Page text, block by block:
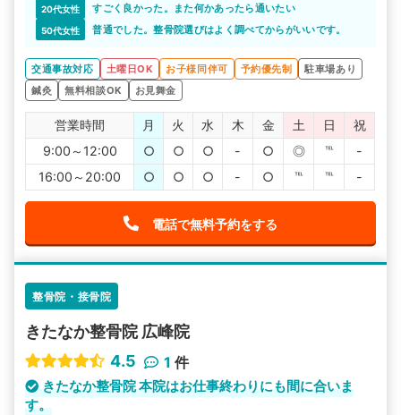
20代女性 すごく良かった。また何かあったら通いたい
50代女性 普通でした。整骨院選びはよく調べてからがいいです。
交通事故対応 土曜日OK お子様同伴可 予約優先制
駐車場あり
鍼灸
無料相談OK お見舞金
営業時間 月 火 水 木 金 土 日
祝
9:00～12:00
○ ○ ○ - ○ ◎ ℡
-
16:00～20:00
○ ○ ○ - ○ ℡ ℡ -
電話で無料予約をする
整骨院・接骨院
きたなか整骨院 広峰院
4.5
1 件
きたなか整骨院 本院はお仕事終わりにも間に合いま
す。